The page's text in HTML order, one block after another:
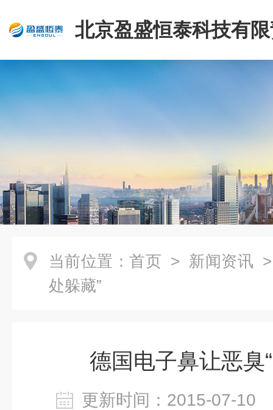
北京盈盛恒泰科技有
司
当前位置： 首页 > 新闻资讯
处躲藏”
德国电子鼻让恶臭
更新时间：2015-07-